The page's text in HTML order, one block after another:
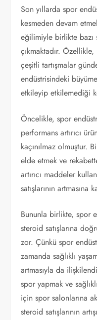
Son yıllarda spor
kesmeden devam
eğilimiyle birlikte bazı
çıkmaktadır. Özellikle,
çeşitli tartışmalar
endüstrisindeki
etkileyip etkilemediği
Öncelikle, spor
performans artırıcı
kaçınılmaz olmuştur.
elde etmek ve
artırıcı maddeler
satışlarının artmasına
Bununla birlikte, spor
steroid satışlarına
zor. Çünkü spor
zamanda sağlıklı
artmasıyla da
spor yapmak ve
için spor salonlarına
steroid satışlarının